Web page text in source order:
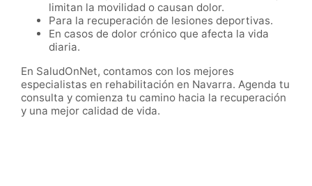
limitan la movilidad o causan dolor.
Para la recuperación de lesiones deportivas.
En casos de dolor crónico que afecta la vida
diaria.
En SaludOnNet, contamos con los mejores
especialistas en rehabilitación en Navarra. Agenda tu
consulta y comienza tu camino hacia la recuperación
y una mejor calidad de vida.